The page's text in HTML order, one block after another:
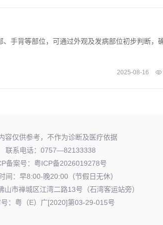
手背等部位，可通过外观及发病部位初步判断，
2025-08-16
容仅供参考，不作为诊断及医疗依据
联系电话：0757—82133338
备案号： 粤ICP备2026019278号
间：早8:00-晚20:00（节假日无休）
山市禅城区江湾二路13号（石湾客运站旁）
号：粤（E）广[2020]第03-29-015号